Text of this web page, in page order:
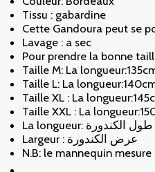
Tissu : gabardine
Cette Gandoura peut se
Lavage : a sec
Pour prendre la bonne
Taille M: La
Taille L: La
Taille XL : La
Taille XXL : La
La longueur: طول الكندورة
Largeur : عرض الكندورة
N.B: le mannequin